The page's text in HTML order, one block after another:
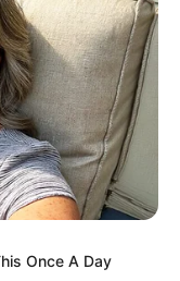
Once A Day